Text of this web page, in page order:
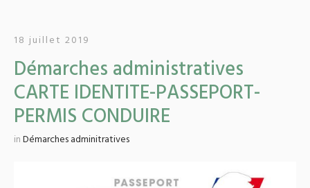
18 juillet 2019
Démarches administratives
CARTE IDENTITE-PASSEPORT-
PERMIS CONDUIRE
inDémarches adminitratives